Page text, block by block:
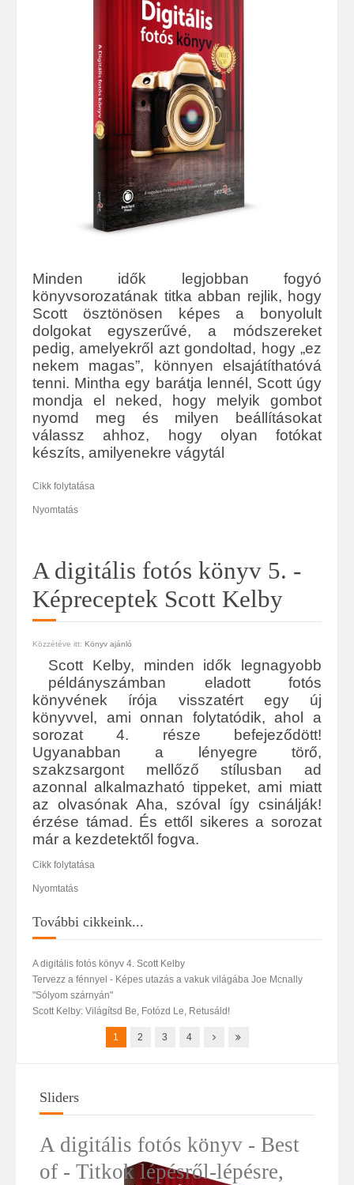
Minden idők legjobban fogyó
könyvsorozatának titka abban rejlik, hogy
Scott ösztönösen képes a bonyolult
dolgokat egyszerűvé, a módszereket
pedig, amelyekről azt gondoltad, hogy „ez
nekem magas”, könnyen elsajátíthatóvá
tenni. Mintha egy barátja lennél, Scott úgy
mondja el neked, hogy melyik gombot
nyomd meg és milyen beállításokat
válassz ahhoz, hogy olyan fotókat
készíts, amilyenekre vágytál
Cikk folytatása
Nyomtatás
A digitális fotós könyv 5. -
Képreceptek Scott Kelby
Közzétéve itt: Könyv ajánló
Scott Kelby, minden idők legnagyobb
példányszámban eladott fotós
könyvének írója visszatért egy új
könyvvel, ami onnan folytatódik, ahol a
sorozat 4. része befejeződött!
Ugyanabban a lényegre törő,
szakzsargont mellőző stílusban ad
azonnal alkalmazható tippeket, ami miatt
az olvasónak Aha, szóval így csinálják!
érzése támad. És ettől sikeres a sorozat
már a kezdetektől fogva.
Cikk folytatása
Nyomtatás
További cikkeink...
A digitális fotós könyv 4. Scott Kelby
Tervezz a fénnyel - Képes utazás a vakuk világába Joe Mcnally
"Sólyom szárnyán"
Scott Kelby: Világítsd Be, Fotózd Le, Retusáld!
1 2 3 4
Sliders
A digitális fotós könyv - Best
of - Titkok lépésről-lépésre,